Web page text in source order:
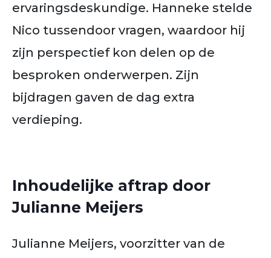
ervaringsdeskundige. Hanneke stelde
Nico tussendoor vragen, waardoor hij
zijn perspectief kon delen op de
besproken onderwerpen. Zijn
bijdragen gaven de dag extra
verdieping.
Inhoudelijke aftrap door
Julianne Meijers
Julianne Meijers, voorzitter van de